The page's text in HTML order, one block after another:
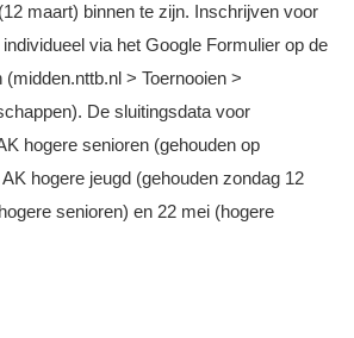
maart) binnen te zijn. Inschrijven voor
via het Google Formulier op de
> Toernooien >
De sluitingsdata voor
hogere senioren (gehouden op
hogere jeugd (gehouden zondag 12
senioren) en 22 mei (hogere